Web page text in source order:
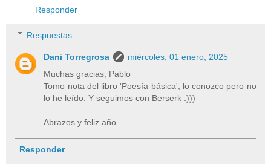
Responder
Respuestas
Dani Torregrosa
miércoles, 01 enero, 2025
Muchas gracias, Pablo
Tomo nota del libro 'Poesía básica', lo conozco pero no
lo he leído. Y seguimos con Berserk :)))
Abrazos y feliz año
Responder